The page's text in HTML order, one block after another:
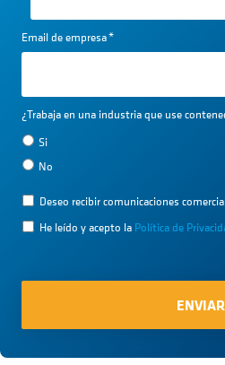
Email de empresa*
¿Trabaja en una industria que use
Si
No
Deseo recibir comunicaciones
He leído y acepto la Política de